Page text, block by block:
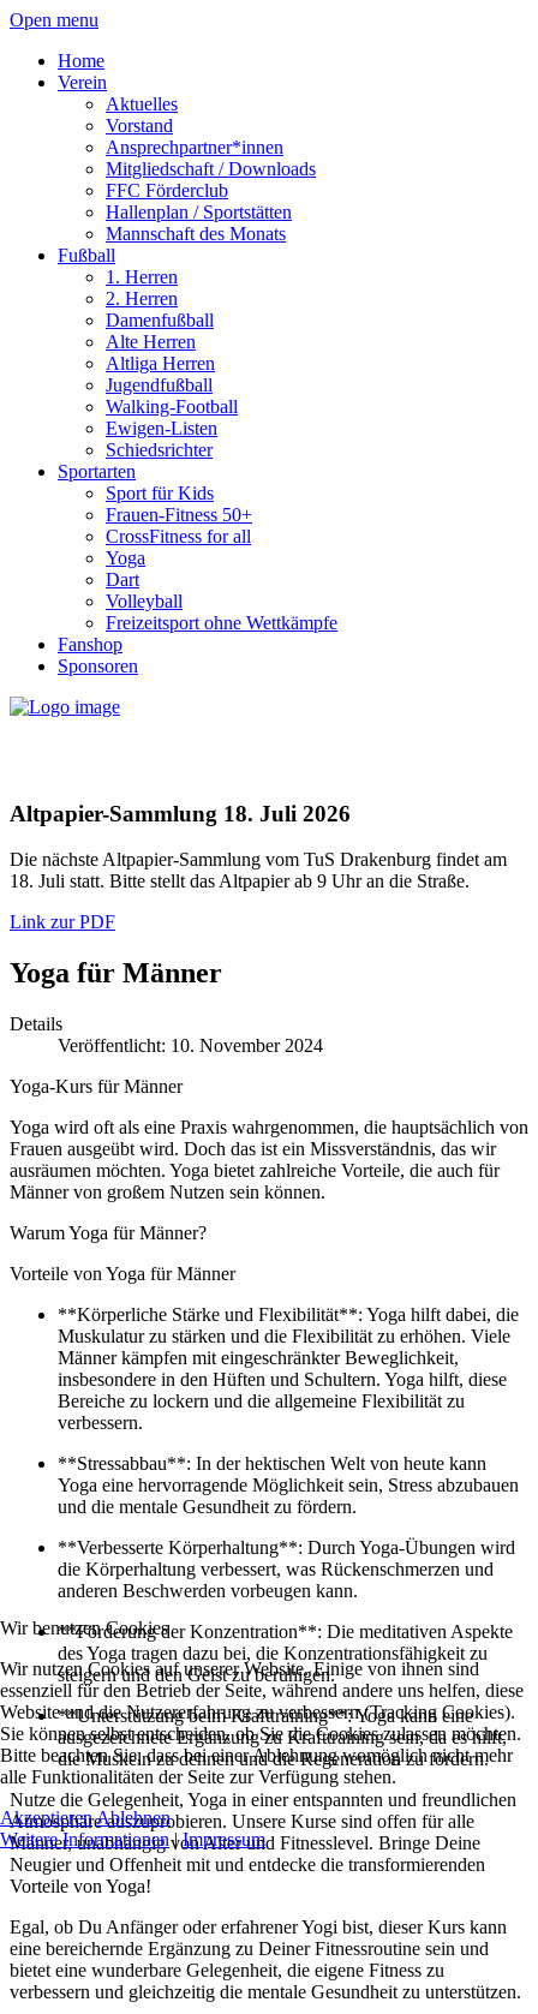
Open menu
Home
Verein
Aktuelles
Vorstand
Ansprechpartner*innen
Mitgliedschaft / Downloads
FFC Förderclub
Hallenplan / Sportstätten
Mannschaft des Monats
Fußball
1. Herren
2. Herren
Damenfußball
Alte Herren
Altliga Herren
Jugendfußball
Walking-Football
Ewigen-Listen
Schiedsrichter
Sportarten
Sport für Kids
Frauen-Fitness 50+
CrossFitness for all
Yoga
Dart
Volleyball
Freizeitsport ohne Wettkämpfe
Fanshop
Sponsoren
Altpapier-Sammlung 18. Juli 2026
Die nächste Altpapier-Sammlung vom TuS Drakenburg findet am
18. Juli statt. Bitte stellt das Altpapier ab 9 Uhr an die Straße.
Link zur PDF
Yoga für Männer
Details
Veröffentlicht: 10. November 2024
Yoga-Kurs für Männer
Yoga wird oft als eine Praxis wahrgenommen, die hauptsächlich von
Frauen ausgeübt wird. Doch das ist ein Missverständnis, das wir
ausräumen möchten. Yoga bietet zahlreiche Vorteile, die auch für
Männer von großem Nutzen sein können.
Warum Yoga für Männer?
Vorteile von Yoga für Männer
**Körperliche Stärke und Flexibilität**: Yoga hilft dabei, die
Muskulatur zu stärken und die Flexibilität zu erhöhen. Viele
Männer kämpfen mit eingeschränkter Beweglichkeit,
insbesondere in den Hüften und Schultern. Yoga hilft, diese
Bereiche zu lockern und die allgemeine Flexibilität zu
verbessern.
**Stressabbau**: In der hektischen Welt von heute kann
Yoga eine hervorragende Möglichkeit sein, Stress abzubauen
und die mentale Gesundheit zu fördern.
**Verbesserte Körperhaltung**: Durch Yoga-Übungen wird
die Körperhaltung verbessert, was Rückenschmerzen und
anderen Beschwerden vorbeugen kann.
**Förderung der Konzentration**: Die meditativen Aspekte
des Yoga tragen dazu bei, die Konzentrationsfähigkeit zu
steigern und den Geist zu beruhigen.
**Unterstützung beim Krafttraining**: Yoga kann eine
ausgezeichnete Ergänzung zu Krafttraining sein, da es hilft,
die Muskeln zu dehnen und die Regeneration zu fördern.
Nutze die Gelegenheit, Yoga in einer entspannten und freundlichen
Atmosphäre auszuprobieren. Unsere Kurse sind offen für alle
Männer, unabhängig von Alter und Fitnesslevel. Bringe Deine
Neugier und Offenheit mit und entdecke die transformierenden
Vorteile von Yoga!
Egal, ob Du Anfänger oder erfahrener Yogi bist, dieser Kurs kann
eine bereichernde Ergänzung zu Deiner Fitnessroutine sein und
bietet eine wunderbare Gelegenheit, die eigene Fitness zu
verbessern und gleichzeitig die mentale Gesundheit zu unterstützen.
Wir benutzen Cookies
Wir nutzen Cookies auf unserer Website. Einige von ihnen sind
essenziell für den Betrieb der Seite, während andere uns helfen, diese
Website und die Nutzererfahrung zu verbessern (Tracking Cookies).
Sie können selbst entscheiden, ob Sie die Cookies zulassen möchten.
Bitte beachten Sie, dass bei einer Ablehnung womöglich nicht mehr
alle Funktionalitäten der Seite zur Verfügung stehen.
AkzeptierenAblehnen
Weitere Informationen|Impressum